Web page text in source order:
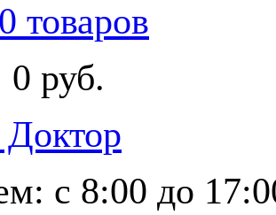
0 товаров
0 руб.
с 8:00 до